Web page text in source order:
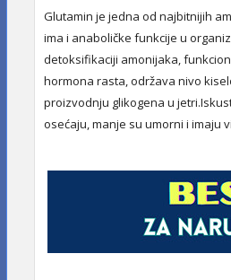
Glutamin je jedna od najbitnijih
ima i anaboličke funkcije u
detoksifikaciji amonijaka,
hormona rasta, održava nivo
proizvodnju glikogena u
osećaju, manje su umorni i imaju